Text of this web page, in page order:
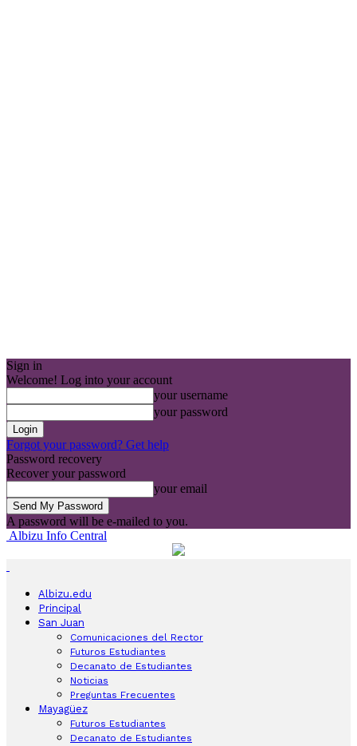
Sign in
Welcome! Log into your account
your username
your password
Forgot your password? Get help
Password recovery
Recover your password
your email
A password will be e-mailed to you.
Albizu Info Central
Albizu.edu
Principal
San Juan
Comunicaciones del Rector
Futuros Estudiantes
Decanato de Estudiantes
Noticias
Preguntas Frecuentes
Mayagüez
Futuros Estudiantes
Decanato de Estudiantes